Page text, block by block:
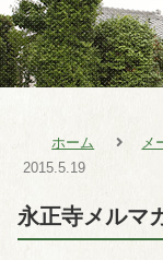
ホーム メ
2015.5.19
永正寺メルマ